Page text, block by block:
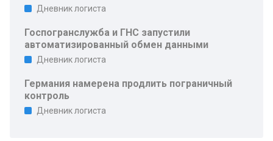
Дневник логиста
Госпогранслужба и ГНС запустили
автоматизированный обмен данными
Дневник логиста
Германия намерена продлить пограничный
контроль
Дневник логиста